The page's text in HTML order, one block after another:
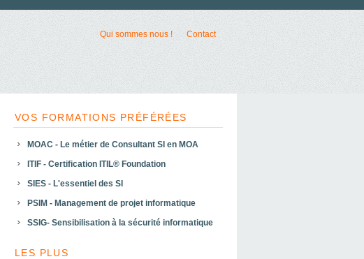
Qui sommes nous ! Contact
VOS FORMATIONS PRÉFÉRÉES
MOAC - Le métier de Consultant SI en MOA
ITIF - Certification ITIL® Foundation
SIES - L'essentiel des SI
PSIM - Management de projet informatique
SSIG- Sensibilisation à la sécurité informatique
LES PLUS